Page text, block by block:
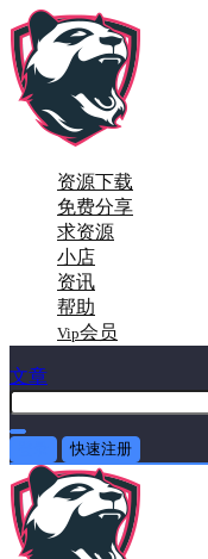
资源下载
免费分享
求资源
小店
资讯
帮助
Vip会员
文章
快速注册